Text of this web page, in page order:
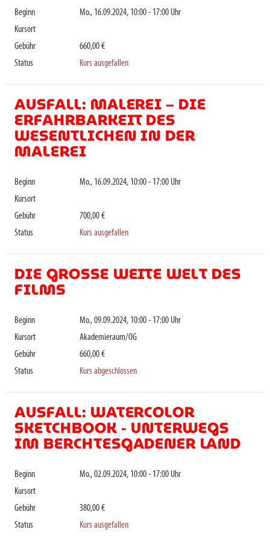
Beginn
Mo., 16.09.2024, 10:00 - 17:00 Uhr
Kursort
Gebühr
660,00 €
Status
Kurs ausgefallen
AUSFALL: MALEREI – DIE
ERFAHRBARKEIT DES
WESENTLICHEN IN DER
MALEREI
Beginn
Mo., 16.09.2024, 10:00 - 17:00 Uhr
Kursort
Gebühr
700,00 €
Status
Kurs ausgefallen
DIE GROSSE WEITE WELT DES F
ILMS
Beginn
Mo., 09.09.2024, 10:00 - 17:00 Uhr
Kursort
Akademieraum/OG
Gebühr
660,00 €
Status
Kurs abgeschlossen
AUSFALL: WATERCOLOR
SKETCHBOOK - UNTERWEGS
IM BERCHTESGADENER LAND
Beginn
Mo., 02.09.2024, 10:00 - 17:00 Uhr
Kursort
Gebühr
380,00 €
Status
Kurs ausgefallen